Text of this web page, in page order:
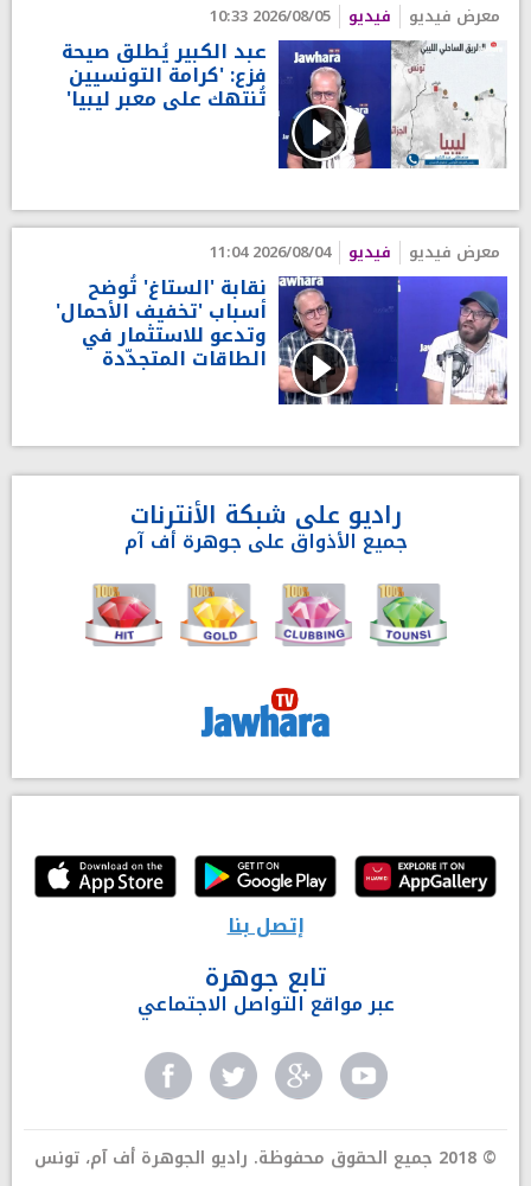
معرض فيديو فيديو 2026/08/05 10:33
عبد الكبير يُطلق صيحة
فزع: 'كرامة التونسيين
تُنتهك على معبر ليبيا'
معرض فيديو فيديو 2026/08/04 11:04
نقابة 'الستاغ' تُوضح
أسباب 'تخفيف الأحمال'
وتدعو للاستثمار في
الطاقات المتجدّدة
راديو على شبكة الأنترنات
جميع الأذواق على جوهرة أف آم
إتصل بنا
تابع جوهرة
عبر مواقع التواصل الاجتماعي
© 2018 جميع الحقوق محفوظة. راديو الجوهرة أف آم، تونس